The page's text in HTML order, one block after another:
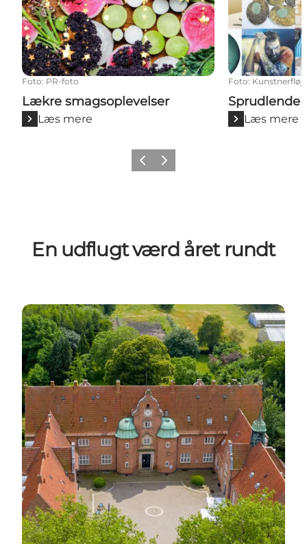
Foto: PR-foto
Lækre smagsoplevelser
Læs mere
Foto:
Sprudlende
Læs mere
Forrige billede
Næste billede
En udflugt værd året rundt
Læs mere